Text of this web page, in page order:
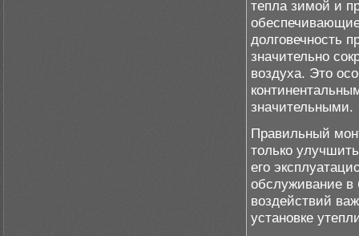
тепла зимой и
обеспечивающие
долговечность
значительно
воздуха. Это
значительными.
Правильный
только
его
обслуживание
воздействий
установке